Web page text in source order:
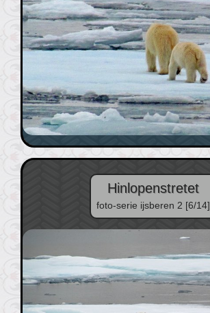
Hinlopenstretet
foto-serie ijsberen 2 [6/14]